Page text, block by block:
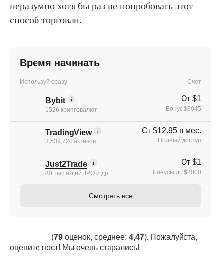
неразумно хотя бы раз не попробовать этот
способ торговли.
Время начинать
Используй сразу Счет
Bybit
1526 криптовалют
От $1
Бонус $6045
TradingView
3,539,720 активов
От $12.95 в мес.
Полный доступ
Just2Trade
30 тыс акций, IPO и др.
От $1
Бонусы до $2000
Смотреть все
(79 оценок, среднее: 4,47). Пожалуйста,
оцените пост! Мы очень старались!